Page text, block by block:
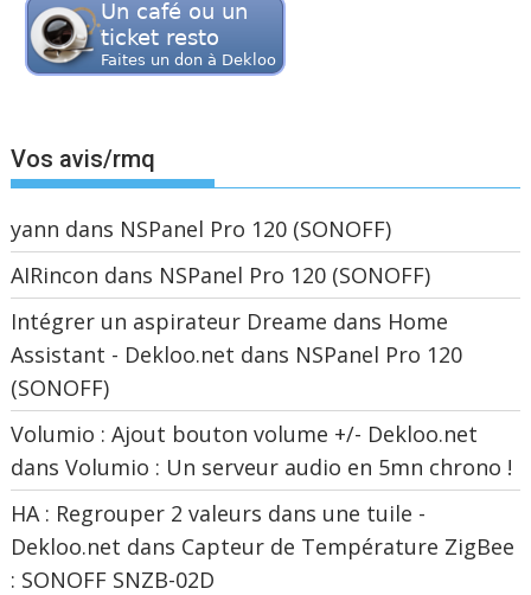
Vos avis/rmq
yann dans NSPanel Pro 120 (SONOFF)
AIRincon dans NSPanel Pro 120 (SONOFF)
Intégrer un aspirateur Dreame dans Home
Assistant - Dekloo.net dans NSPanel Pro 120
(SONOFF)
Volumio : Ajout bouton volume +/- Dekloo.net
dansVolumio : Un serveur audio en 5mn chrono !
HA : Regrouper 2 valeurs dans une tuile -
Dekloo.net dans Capteur de Température ZigBee
: SONOFF SNZB-02D